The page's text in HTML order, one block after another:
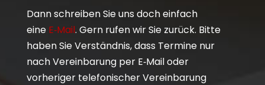
Dann schreiben Sie uns doch einfach
eine E‑Mail. Gern rufen wir Sie zurück. Bitte
haben Sie Verständnis, dass Termine nur
nach Vereinbarung per E‑Mail oder
vorheriger telefonischer Vereinbarung